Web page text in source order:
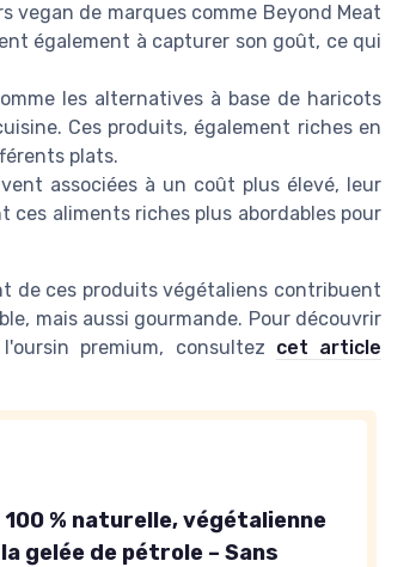
vegan de marques comme Beyond Meat
également à capturer son goût, ce qui
les alternatives à base de haricots
Ces produits, également riches en
plats.
associées à un coût plus élevé, leur
aliments riches plus abordables pour
de ces produits végétaliens contribuent
mais aussi gourmande. Pour découvrir
premium, consultez cet article
% naturelle, végétalienne
gelée de pétrole – Sans